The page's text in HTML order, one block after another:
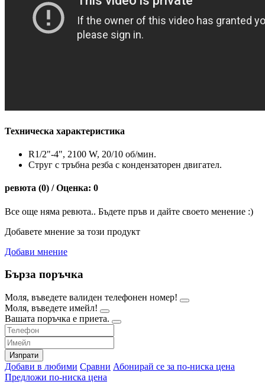
Техническа характеристика
R1/2"-4", 2100 W, 20/10 об/мин.
Струг с тръбна резба с кондензаторен двигател.
ревюта (0) / Оценка: 0
Все още няма ревюта.. Бъдете пръв и дайте своето менение :)
Добавете мнение за този продукт
Добави мнение
Бърза поръчка
Моля, въведете валиден телефонен номер!
Моля, въведете имейл!
Вашата поръчка е приета.
Изпрати
Добави в любими Сравни Абонирай се за по-ниска цена
Предложи по-ниска цена